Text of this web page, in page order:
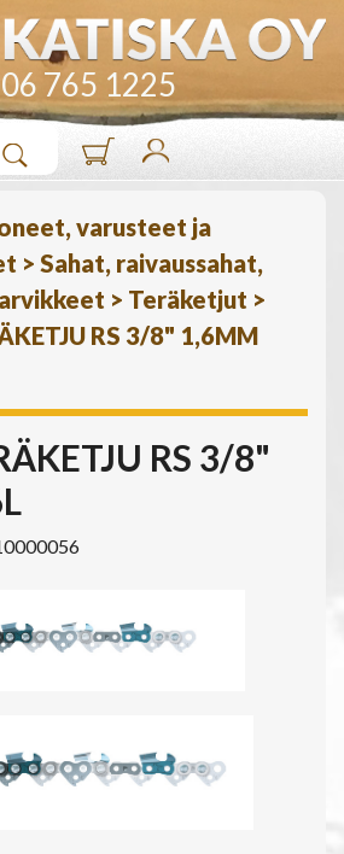
06 765 1225
varusteet ja
> Sahat, raivaussahat,
> Teräketjut >
RS 3/8" 1,6MM
RS 3/8"